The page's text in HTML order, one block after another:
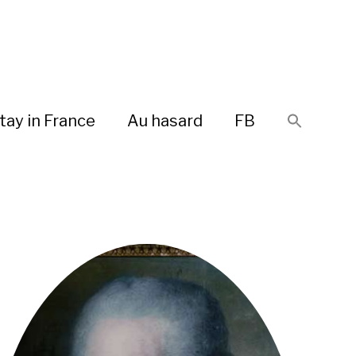
in France Au hasard FB